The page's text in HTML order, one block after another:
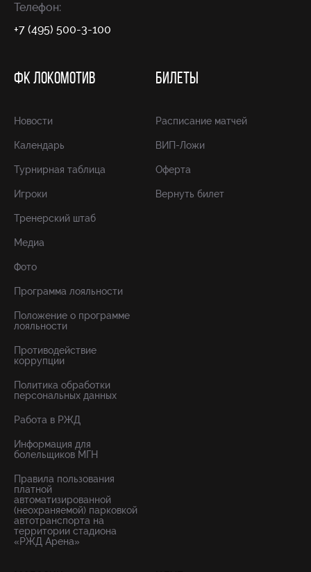
Телефон:
+7 (495) 500-3-100
ФК ЛОКОМОТИВ
Новости
Календарь
Турнирная таблица
Игроки
Тренерский штаб
Медиа
Фото
Программа лояльности
Положение о программе
лояльности
Противодействие
коррупции
Политика обработки
персональных данных
Работа в РЖД
Информация для
болельщиков МГН
Правила пользования
платной
автоматизированной
(неохраняемой) парковкой
автотранспорта на
территории стадиона
«РЖД Арена»
БИЛЕТЫ
Расписание матчей
ВИП-Ложи
Оферта
Вернуть билет